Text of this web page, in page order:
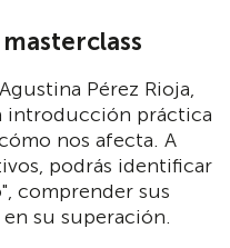
Pérez Rioja,
introducción práctica
nos afecta. A
podrás identificar
comprender sus
su superación.